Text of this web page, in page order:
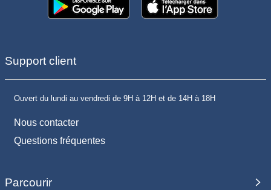
Support client
Ouvert du lundi au vendredi de 9H à 12H et de 14H à 18H
Nous contacter
Questions fréquentes
Parcourir